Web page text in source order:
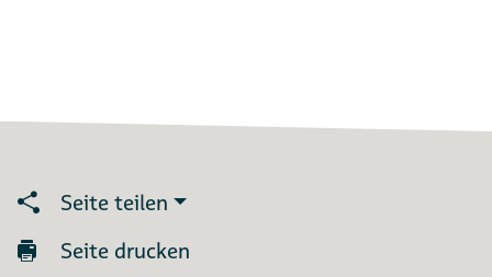
Seite teilen
Seite drucken